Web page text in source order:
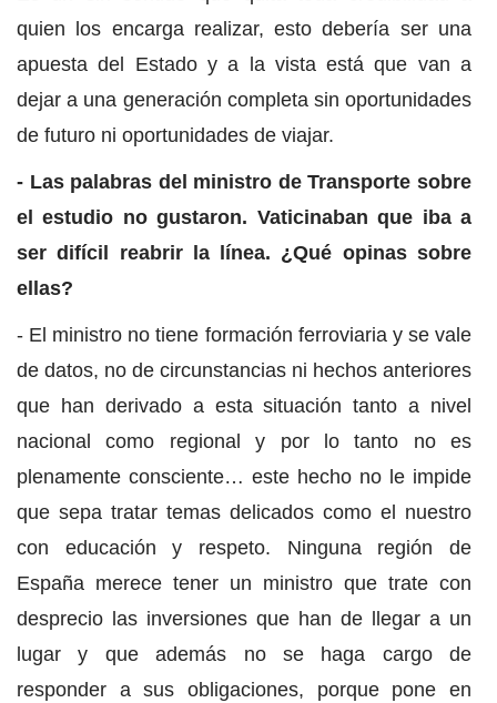
quien los encarga realizar, esto debería ser una
apuesta del Estado y a la vista está que van a
dejar a una generación completa sin oportunidades
de futuro ni oportunidades de viajar.
- Las palabras del ministro de Transporte sobre
el estudio no gustaron. Vaticinaban que iba a
ser difícil reabrir la línea. ¿Qué opinas sobre
ellas?
- El ministro no tiene formación ferroviaria y se vale
de datos, no de circunstancias ni hechos anteriores
que han derivado a esta situación tanto a nivel
nacional como regional y por lo tanto no es
plenamente consciente… este hecho no le impide
que sepa tratar temas delicados como el nuestro
con educación y respeto. Ninguna región de
España merece tener un ministro que trate con
desprecio las inversiones que han de llegar a un
lugar y que además no se haga cargo de
responder a sus obligaciones, porque pone en